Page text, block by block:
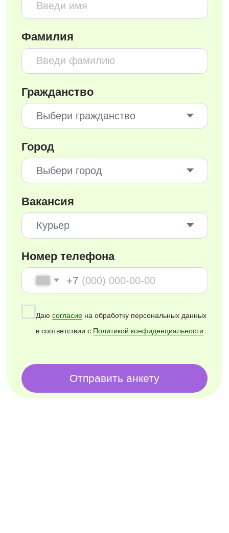
Copyright 2025 © X5 Group
Политика конфиденциальности
Пользовательское соглашение
Товаровед
Администратор
Политика в отношении обработки персональных
данных ООО «ИКС 5 Диджитал